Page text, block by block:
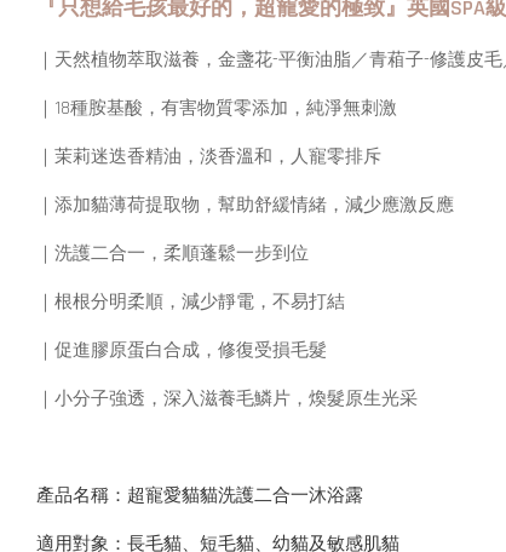
『只想給毛孩最好的，超寵愛的極致』英國SPA
｜天然植物萃取滋養，金盞花-平衡油脂／青葙子-修護皮
｜18種胺基酸，有害物質零添加，純淨無刺激
｜茉莉迷迭香精油，淡香溫和，人寵零排斥
｜添加貓薄荷提取物，幫助舒緩情緒，減少應激反應
｜洗護二合一，柔順蓬鬆一步到位
｜根根分明柔順，減少靜電，不易打結
｜促進膠原蛋白合成，修復受損毛髮
｜小分子強透，深入滋養毛鱗片，煥髮原生光采
產品名稱：超寵愛貓貓洗護二合一沐浴露
適用對象：長毛貓、短毛貓、幼貓及敏感肌貓